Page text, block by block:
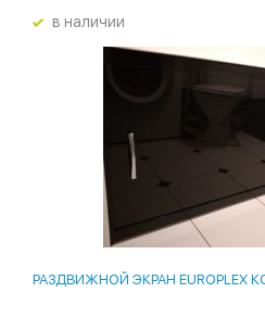
в наличии
РАЗДВИЖНОЙ ЭКРАН EUROPLEX